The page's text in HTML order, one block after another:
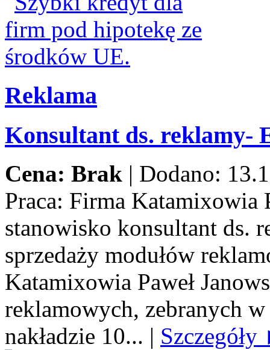
Reklama
Konsultant ds. reklamy-
Cena: Brak | Dodano:
Praca: Firma Katamixowia
stanowisko konsultant ds.
sprzedaży modułów
Katamixowia Paweł
reklamowych, zebranych
nakładzie 10... |